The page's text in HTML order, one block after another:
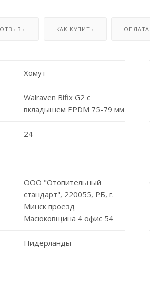
ОТЗЫВЫ КАК КУПИТЬ ОПЛАТА
Хомут
Walraven Bifix G2 с
вкладышем EPDM 75-79 мм
24
ООО "Отопительный
стандарт", 220055, РБ, г.
Минск проезд
Масюковщина 4 офис 54
Нидерланды